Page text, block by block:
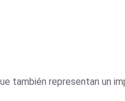
también representan un